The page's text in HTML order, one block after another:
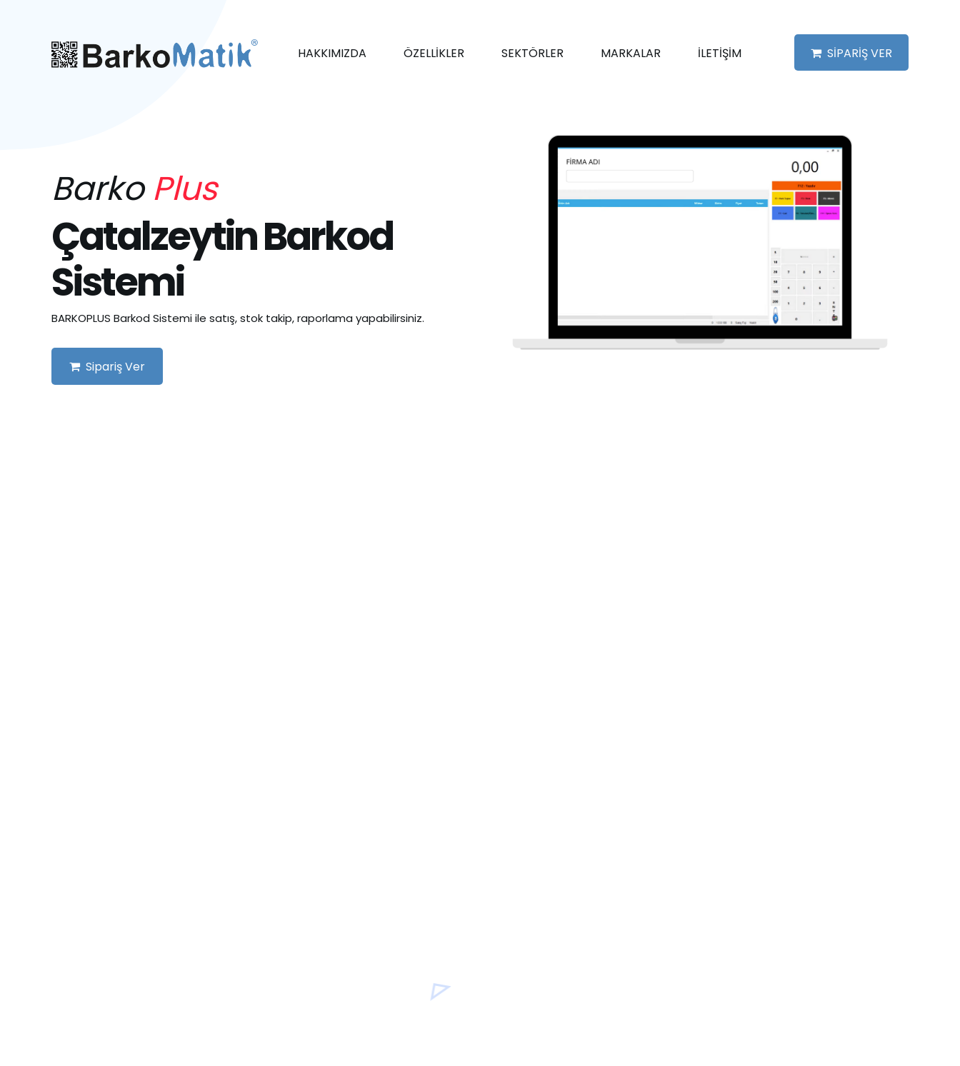
HAKKIMIZDA ÖZELLİKLER SEKTÖRLER MARKALAR İLETİŞİM SİPARİŞ VER
BarkoPlus
Çatalzeytin Barkod
Sistemi
BARKOPLUS Barkod Sistemi ile satış, stok takip, raporlama yapabilirsiniz.
Sipariş Ver